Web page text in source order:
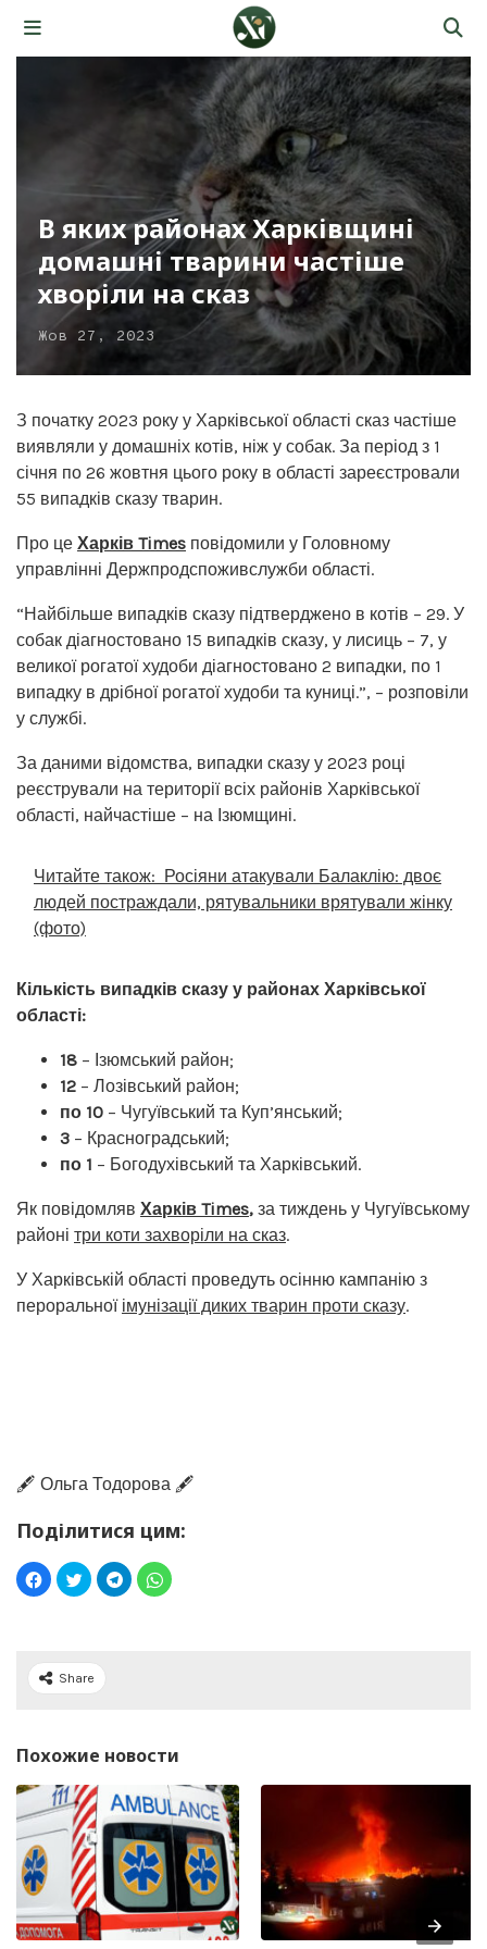
В яких районах Харківщині
домашні тварини частіше
хворіли на сказ
Жов 27, 2023
З початку 2023 року у Харківської області сказ частіше
виявляли у домашніх котів, ніж у собак. За період з 1
січня по 26 жовтня цього року в області зареєстровали
55 випадків сказу тварин.
Про це Харків Times повідомили у Головному
управлінні Держпродспоживслужби області.
“Найбільше випадків сказу підтверджено в котів – 29. У
собак діагностовано 15 випадків сказу, у лисиць – 7, у
великої рогатої худоби діагностовано 2 випадки, по 1
випадку в дрібної рогатої худоби та куниці.”, – розповіли
у службі.
За даними відомства, випадки сказу у 2023 році
реєстрували на території всіх районів Харківської
області, найчастіше – на Ізюмщині.
Читайте також: Росіяни атакували Балаклію: двоє
людей постраждали, рятувальники врятували жінку
(фото)
Кількість випадків сказу у районах Харківської
області:
18 – Ізюмський район;
12 – Лозівський район;
по 10 – Чугуївський та Куп’янський;
3 – Красноградський;
по 1 – Богодухівський та Харківський.
Як повідомляв Харків Times, за тиждень у Чугуївському
районі три коти захворіли на сказ.
У Харківській області проведуть осінню кампанію з
пероральної імунізації диких тварин проти сказу.
🖋️ Ольга Тодорова 🖋️
Поділитися цим:
Share
Похожие новости